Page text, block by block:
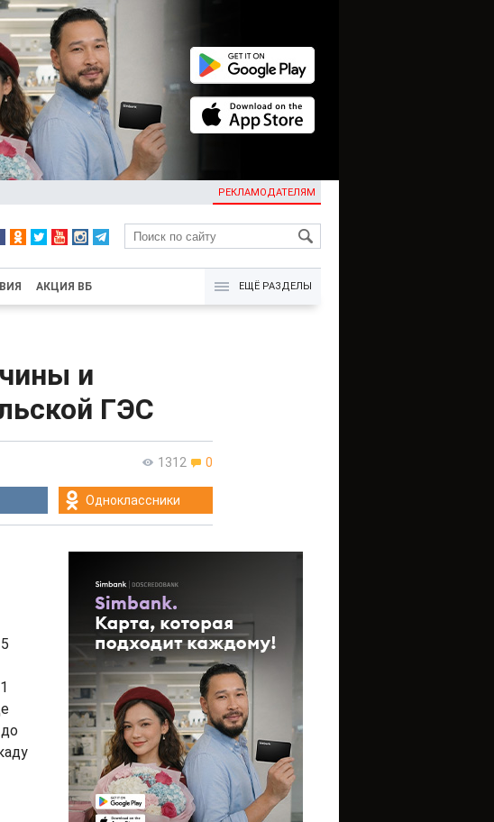
РЕКЛАМОДАТЕЛЯМ
KG
АКЦИЯ ВБ ЕЩЁ РАЗДЕЛЫ
и
ГЭС
1312 0
Одноклассники